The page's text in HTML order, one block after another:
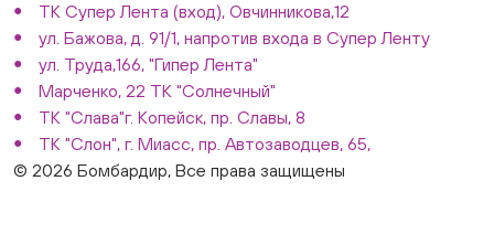
ТК Супер Лента (вход), Овчинникова,12
ул. Бажова, д. 91/1, напротив входа в Супер Ленту
ул. Труда,166, "Гипер Лента"
Марченко, 22 ТК "Солнечный"
ТК "Слава"г. Копейск, пр. Славы, 8
ТК "Слон", г. Миасс, пр. Автозаводцев, 65,
© 2026 Бомбардир, Все права защищены